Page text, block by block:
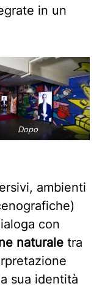
in un
Dopo
ambienti
con
naturale tra
sua identità